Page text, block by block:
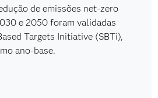
de emissões net-zero
e 2050 foram validadas
Targets Initiative (SBTi),
ano-base.